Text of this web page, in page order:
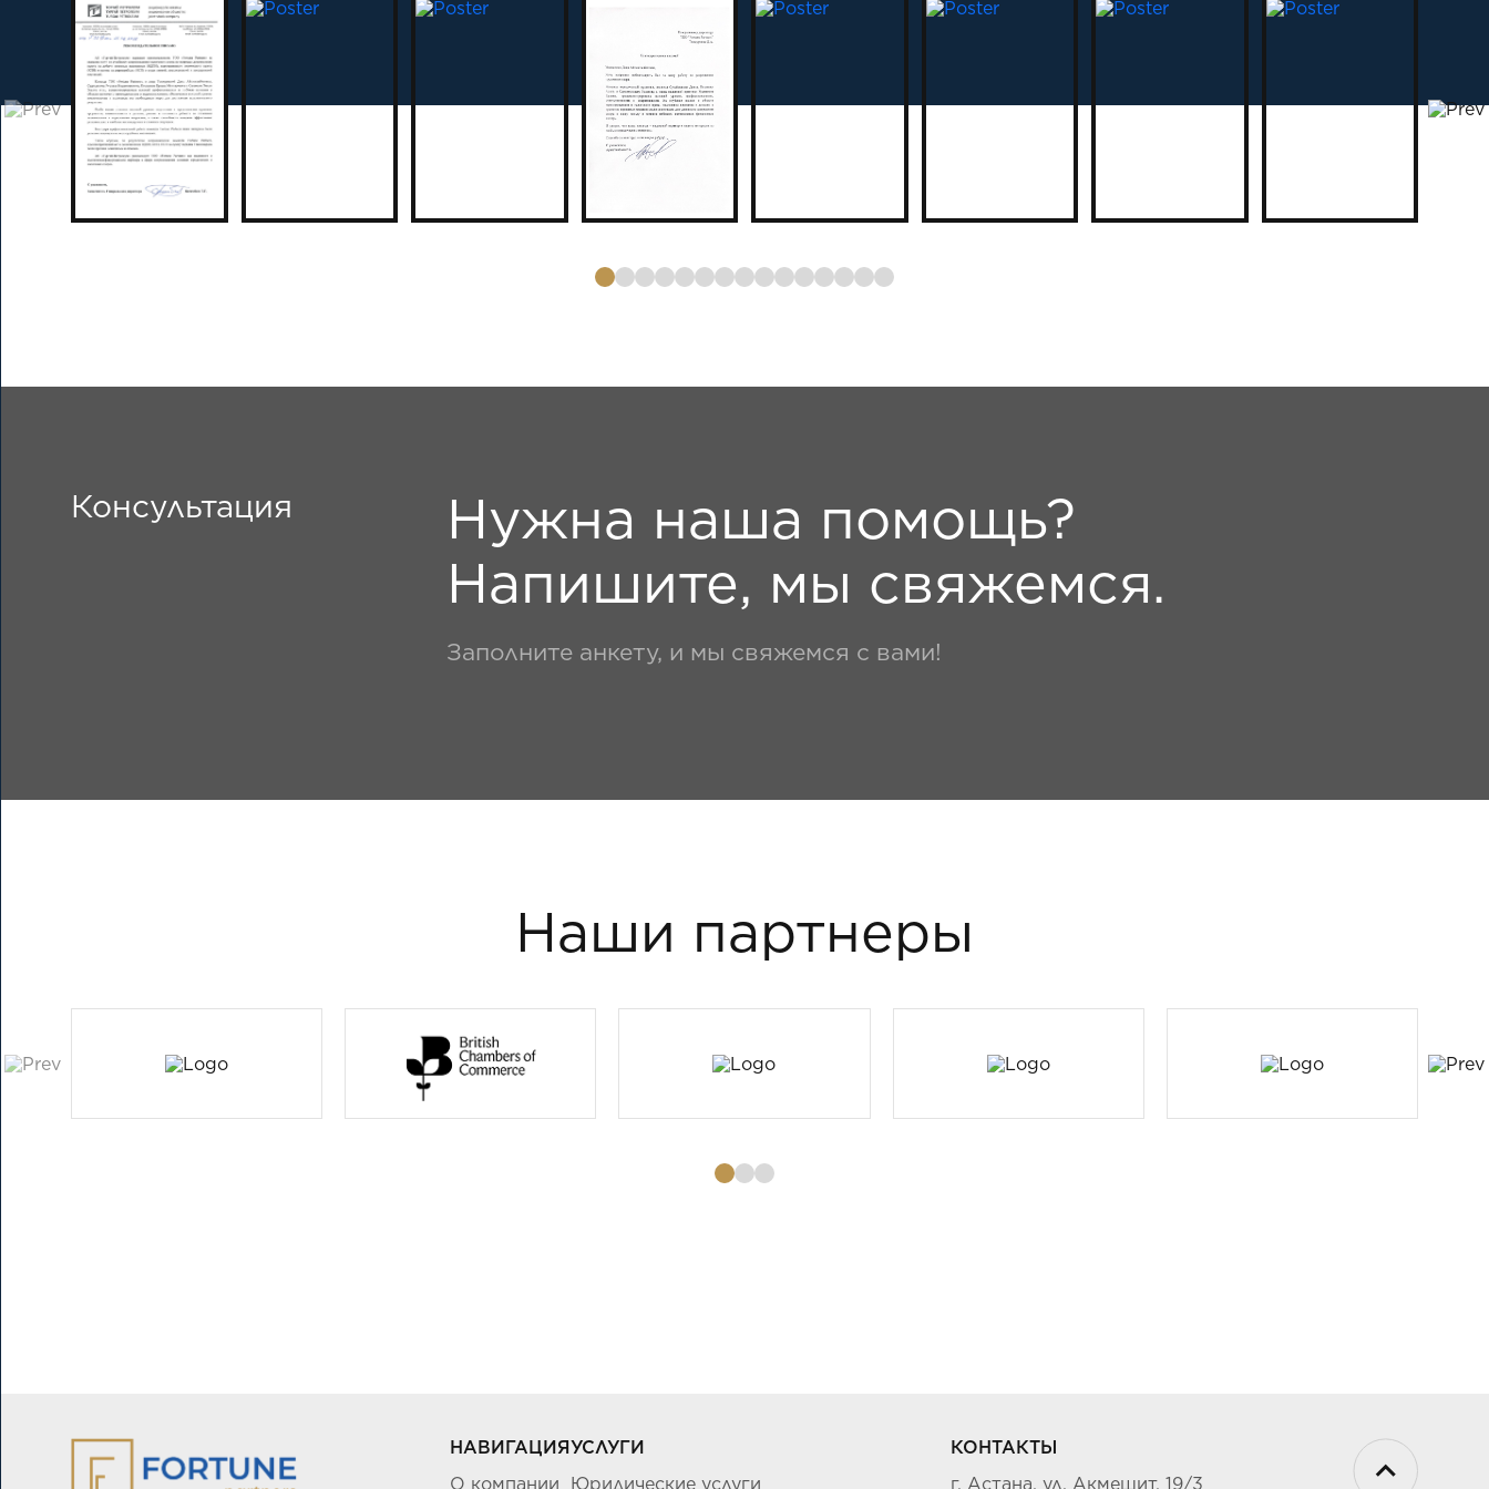
Консультация
Нужна наша помощь?
Напишите, мы свяжемся.
Заполните анкету, и мы свяжемся с вами!
Наши партнеры
НАВИГАЦИЯ
О компании
УСЛУГИ
Юридические услуги
КОНТАКТЫ
г. Астана, ул. Акмешит, 19/3